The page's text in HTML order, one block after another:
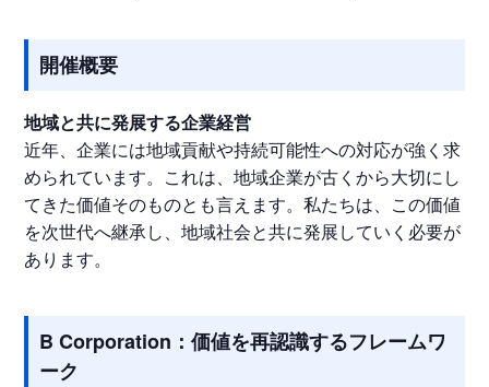
開催概要
地域と共に発展する企業経営
近年、企業には地域貢献や持続可能性への対応が強く求
められています。これは、地域企業が古くから大切にし
てきた価値そのものとも言えます。私たちは、この価値
を次世代へ継承し、地域社会と共に発展していく必要が
あります。
B Corporation：価値を再認識するフレームワ
ーク